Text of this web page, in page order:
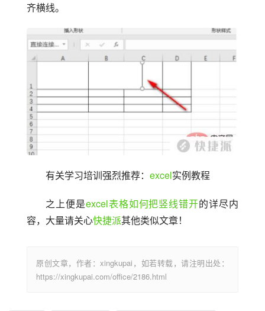
齐横线。
有关学习培训强烈推荐： excel实例教程
之上便是excel表格如何把竖线错开的详尽内
容，大量请关心快捷派其他类似文章！
原创文章，作者：xingkupai，如若转载，请注明出处：
https://xingkupai.com/office/2186.html